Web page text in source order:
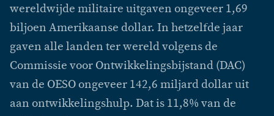
wereldwijde militaire uitgaven ongeveer 1,69
biljoen Amerikaanse dollar. In hetzelfde jaar
gaven alle landen ter wereld volgens de
Commissie voor Ontwikkelingsbijstand (DAC)
van de OESO ongeveer 142,6 miljard dollar uit
aan ontwikkelingshulp. Dat is 11,8% van de